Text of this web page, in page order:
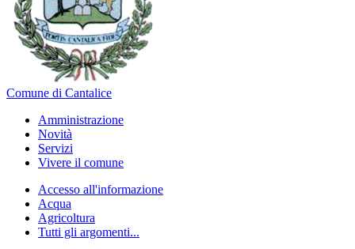
Comune di Cantalice
Amministrazione
Novità
Servizi
Vivere il comune
Accesso all'informazione
Acqua
Agricoltura
Tutti gli argomenti...